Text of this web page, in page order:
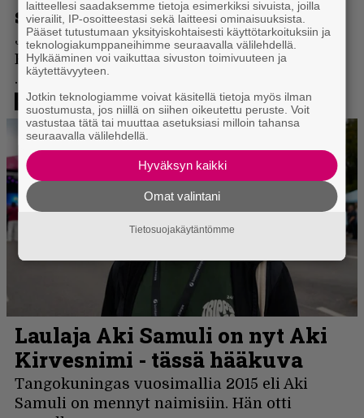
laitteellesi saadaksemme tietoja esimerkiksi sivuista, joilla
vierailit, IP-osoitteestasi sekä laitteesi ominaisuuksista.
Pääset tutustumaan yksityiskohtaisesti käyttötarkoituksiin ja
teknologiakumppaneihimme seuraavalla välilehdellä.
Hylkääminen voi vaikuttaa sivuston toimivuuteen ja
käytettävyyteen.
Jotkin teknologiamme voivat käsitellä tietoja myös ilman
suostumusta, jos niillä on siihen oikeutettu peruste. Voit
vastustaa tätä tai muuttaa asetuksiasi milloin tahansa
seuraavalla välilehdellä.
Hyväksyn kaikki
Omat valintani
Tietosuojakäytäntömme